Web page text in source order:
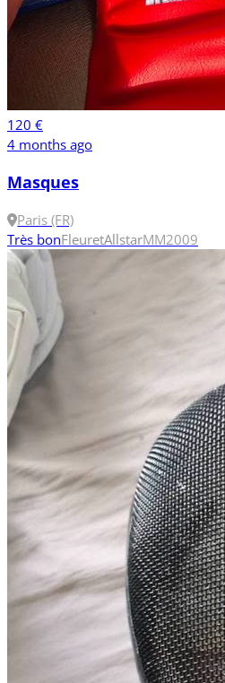
120 €
4 months ago
Masques
Paris (FR)
Très bonFleuretAllstarMM2009